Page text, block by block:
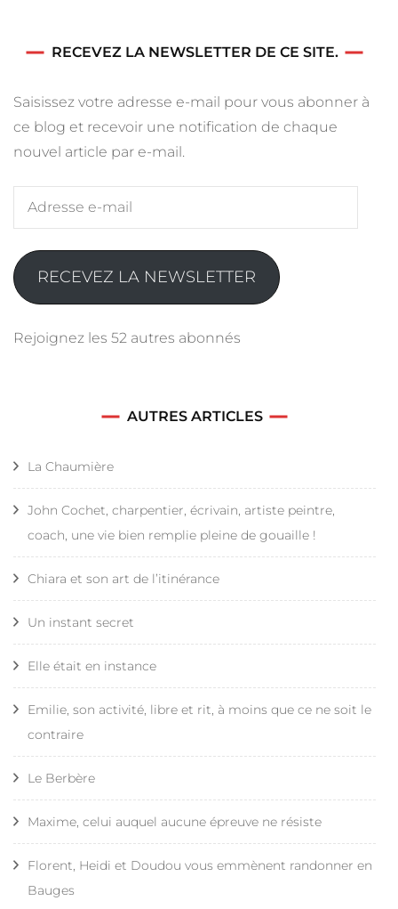
RECEVEZ LA NEWSLETTER DE CE SITE.
Saisissez votre adresse e-mail pour vous abonner à
ce blog et recevoir une notification de chaque
nouvel article par e-mail.
Adresse
mail
RECEVEZ LA NEWSLETTER
Rejoignez les 52 autres abonnés
AUTRES ARTICLES
La Chaumière
John Cochet, charpentier, écrivain, artiste peintre,
coach, une vie bien remplie pleine de gouaille !
Chiara et son art de l’itinérance
Un instant secret
Elle était en instance
Emilie, son activité, libre et rit, à moins que ce ne soit le
contraire
Le Berbère
Maxime, celui auquel aucune épreuve ne résiste
Florent, Heidi et Doudou vous emmènent randonner en
Bauges